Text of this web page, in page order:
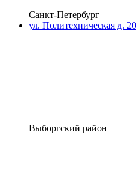
Санкт-Петербург
ул. Политехническая д. 20
Выборгский район